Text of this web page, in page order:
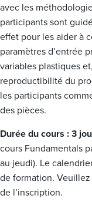
avec les
participants sont
effet pour les aider à
paramètres d’entrée
variables plastiques
reproductibilité du
les participants
des pièces.
Durée du cours : 3
cours Fundamentals
au jeudi). Le
de formation.
de l’inscription.